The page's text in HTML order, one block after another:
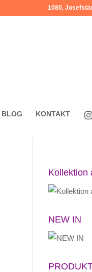
1080,
BLOG KONTAKT
Kollektion
NEW IN